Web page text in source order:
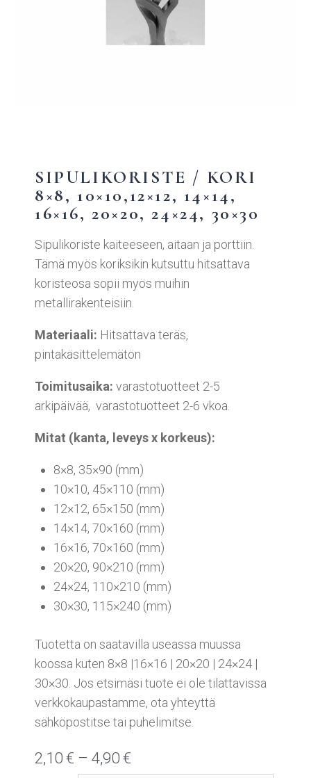
SIPULIKORISTE / KORI
8×8, 10×10,12×12, 14×14,
16×16, 20×20, 24×24, 30×30
Sipulikoriste kaiteeseen, aitaan ja porttiin.
Tämä myös koriksikin kutsuttu hitsattava
koristeosa sopii myös muihin
metallirakenteisiin.
Materiaali: Hitsattava teräs,
pintakäsittelemätön
Toimitusaika: varastotuotteet 2-5
arkipäivää, varastotuotteet 2-6 vkoa.
Mitat (kanta, leveys x korkeus):
8×8, 35×90 (mm)
10×10, 45×110 (mm)
12×12, 65×150 (mm)
14×14, 70×160 (mm)
16×16, 70×160 (mm)
20×20, 90×210 (mm)
24×24, 110×210 (mm)
30×30, 115×240 (mm)
Tuotetta on saatavilla useassa muussa
koossa kuten 8×8 |16×16 | 20×20 | 24×24 |
30×30. Jos etsimäsi tuote ei ole tilattavissa
verkkokaupastamme, ota yhteyttä
sähköpostitse tai puhelimitse.
2,10€ – 4,90€